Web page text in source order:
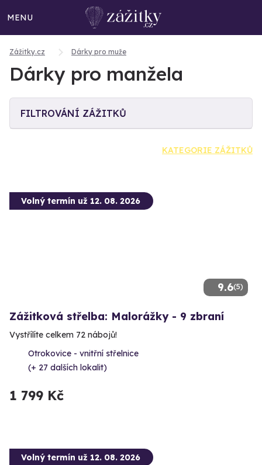
MENU
Zážitky.cz Dárky pro muže
Dárky pro manžela
FILTROVÁNÍ ZÁŽITKŮ
KATEGORIE ZÁŽITKŮ
9.6(5)
Volný termín už 12. 08. 2026
Zážitková střelba: Malorážky - 9 zbraní
Vystřílíte celkem 72 nábojů!
Otrokovice - vnitřní střelnice
(+ 27 dalších lokalit)
1 799 Kč
Volný termín už 12. 08. 2026